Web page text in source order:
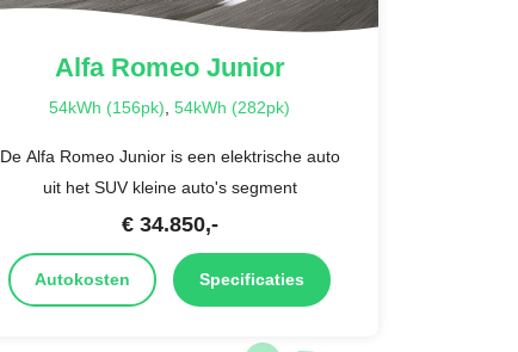
Alfa RomeoJunior
54kWh (156pk), 54kWh (282pk)
De Alfa Romeo Junior is een elektrische auto
uit het SUV kleine auto's segment
€ 34.850,-
Autokosten Specificaties